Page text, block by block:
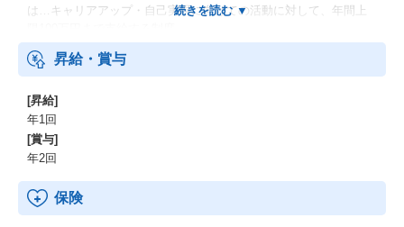
は…キャリアアップ・自己実現に向けての活動に対して、年間上
昇給・賞与
[昇給]
年1回
[賞与]
年2回
保険